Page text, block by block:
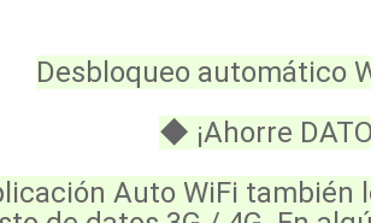
Desbloqueo automático
◆ ¡Ahorre
Auto WiFi también